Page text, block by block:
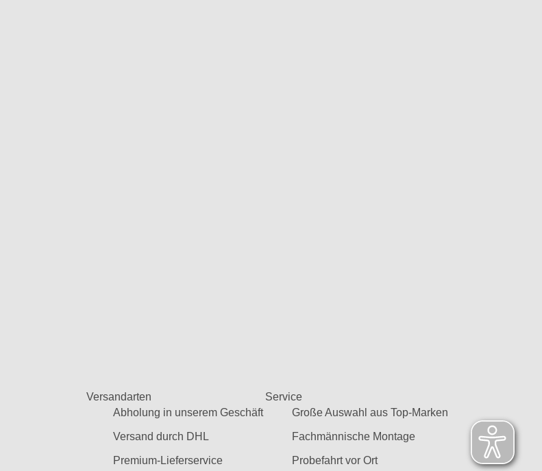
Versandarten
Abholung in unserem Geschäft
Versand durch DHL
Premium-Lieferservice
Service
Große Auswahl aus Top-Marken
Fachmännische Montage
Probefahrt vor Ort